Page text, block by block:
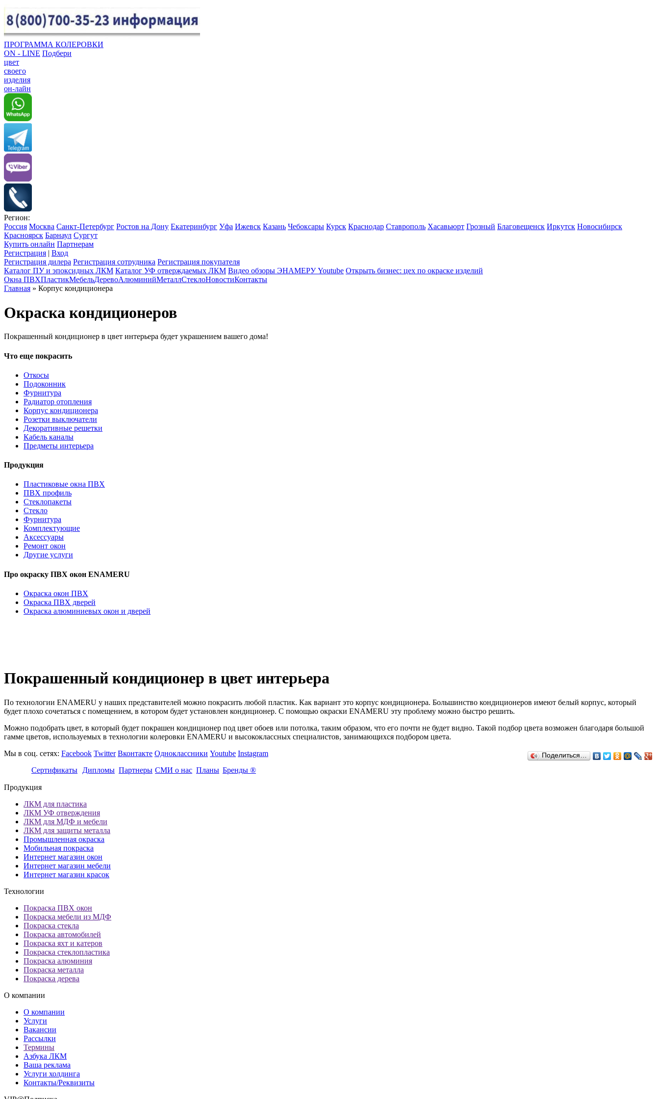
ПРОГРАММА КОЛЕРОВКИ
ON - LINE Подбери
цвет
своего
изделия
он-лайн
Регион:
Россия Москва Санкт-Петербург Ростов на Дону Екатеринбург Уфа Ижевск Казань Чебоксары Курск Краснодар Ставрополь Хасавьюрт Грозный Благовещенск Иркутск Новосибирск
Красноярск Барнаул Сургут
Купить онлайн Партнерам
Регистрация | Вход
Регистрация дилера Регистрация сотрудника Регистрация покупателя
Каталог ПУ и эпоксидных ЛКМ Каталог УФ отверждаемых ЛКМ Видео обзоры ЭНАМЕРУ Youtube Открыть бизнес: цех по окраске изделий
Окна ПВХПластикМебельДеревоАлюминийМеталлСтеклоНовостиКонтакты
Главная » Корпус кондиционера
Окраска кондиционеров
Покрашенный кондиционер в цвет интерьера будет украшением вашего дома!
Что еще покрасить
Откосы
Подоконник
Фурнитура
Радиатор отопления
Корпус кондиционера
Розетки выключатели
Декоративные решетки
Кабель каналы
Предметы интерьера
Продукция
Пластиковые окна ПВХ
ПВХ профиль
Стеклопакеты
Стекло
Фурнитура
Комплектующие
Аксессуары
Ремонт окон
Другие услуги
Про окраску ПВХ окон ENAMERU
Окраска окон ПВХ
Окраска ПВХ дверей
Окраска алюминиевых окон и дверей
Покрашенный кондиционер в цвет интерьера
По технологии ENAMERU у наших представителей можно покрасить любой пластик. Как вариант это корпус кондиционера. Большинство кондиционеров имеют белый корпус, который
будет плохо сочетаться с помещением, в котором будет установлен кондиционер. С помощью окраски ENAMERU эту проблему можно быстро решить.
Можно подобрать цвет, в который будет покрашен кондиционер под цвет обоев или потолка, таким образом, что его почти не будет видно. Такой подбор цвета возможен благодаря большой
гамме цветов, используемых в технологии колеровки ENAMERU и высококлассных специалистов, занимающихся подбором цвета.
Поделиться…
Мы в соц. сетях: Facebook Twitter Вконтакте Одноклассники Youtube Instagram
Сертификаты
Дипломы Партнеры СМИ о нас Планы Бренды ®
Продукция
ЛКМ для пластика
ЛКМ УФ отверждения
ЛКМ для МДФ и мебели
ЛКМ для защиты металла
Промышленная окраска
Мобильная покраска
Интернет магазин окон
Интернет магазин мебели
Интернет магазин красок
Технологии
Покраска ПВХ окон
Покраска мебели из МДФ
Покраска стекла
Покраска автомобилей
Покраска яхт и катеров
Покраска стеклопластика
Покраска алюминия
Покраска металла
Покраска дерева
О компании
О компании
Услуги
Вакансии
Рассылки
Термины
Азбука ЛКМ
Ваша реклама
Услуги холдинга
Контакты/Реквизиты